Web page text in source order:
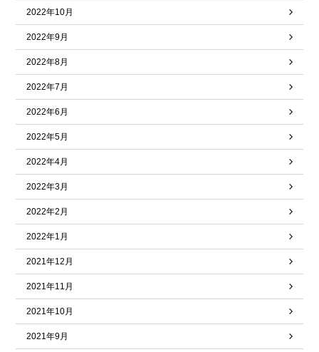
2022年10月
2022年9月
2022年8月
2022年7月
2022年6月
2022年5月
2022年4月
2022年3月
2022年2月
2022年1月
2021年12月
2021年11月
2021年10月
2021年9月